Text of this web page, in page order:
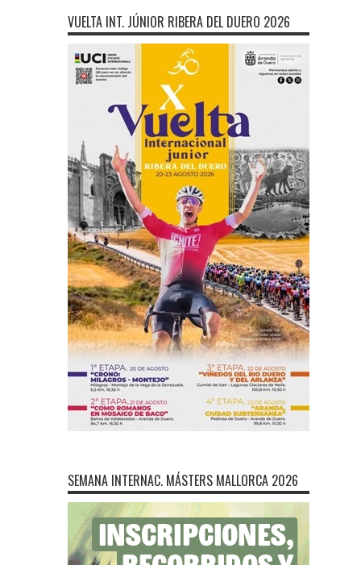
VUELTA INT. JÚNIOR RIBERA DEL DUERO 2026
SEMANA INTERNAC. MÁSTERS MALLORCA 2026